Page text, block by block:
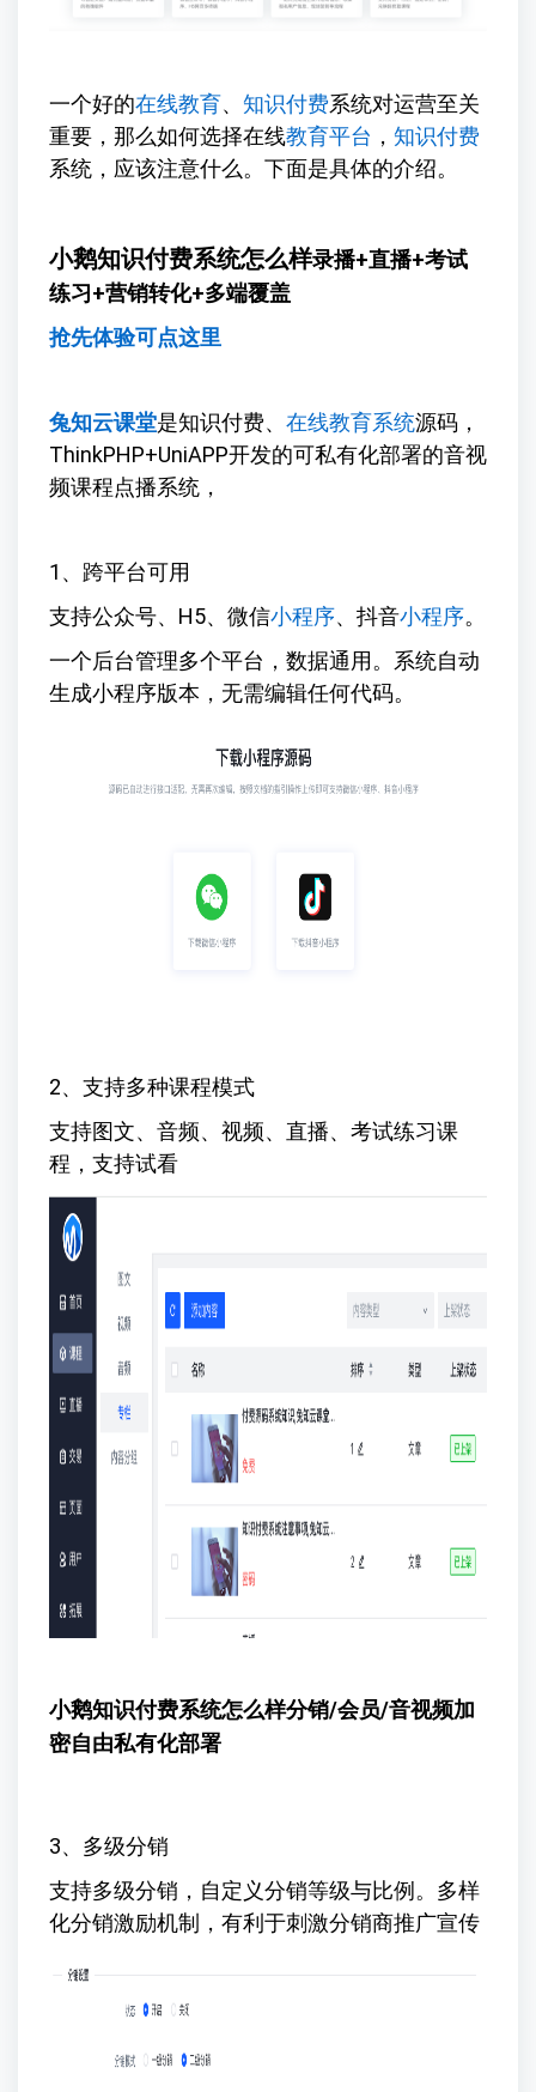
一个好的在线教育、 知识付费系统对运营至关
重要，那么如何选择在线教育平台 ， 知识付费
系统，应该注意什么。下面是具体的介绍。
小鹅知识付费系统怎么样录播+直播+考试
练习+营销转化+多端覆盖
抢先体验可点这里
兔知云课堂是知识付费、 在线教育系统源码，
ThinkPHP+UniAPP开发的可私有化部署的音视
频课程点播系统，
1、跨平台可用
支持公众号、H5、微信小程序、抖音小程序。
一个后台管理多个平台，数据通用。系统自动
生成小程序版本，无需编辑任何代码。
2、支持多种课程模式
支持图文、音频、视频、直播、考试练习课
程，支持试看
小鹅知识付费系统怎么样分销/会员/音视频加
密自由私有化部署
3、多级分销
支持多级分销，自定义分销等级与比例。多样
化分销激励机制，有利于刺激分销商推广宣传